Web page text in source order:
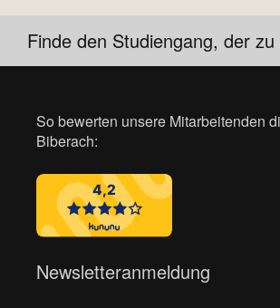
Finde den Studiengang, der
So bewerten unsere Mitarbeitenden
Biberach:
Newsletteranmeldung